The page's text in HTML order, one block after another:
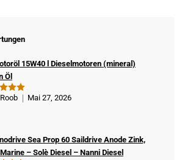
15W40 l Dieselmotoren (mineral)
Öl
Mai 27, 2026
Sea Prop 60 Saildrive Anode Zink,
– Solè Diesel – Nanni Diesel